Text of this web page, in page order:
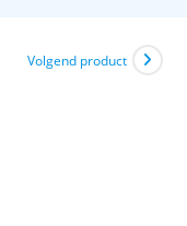
Volgend product